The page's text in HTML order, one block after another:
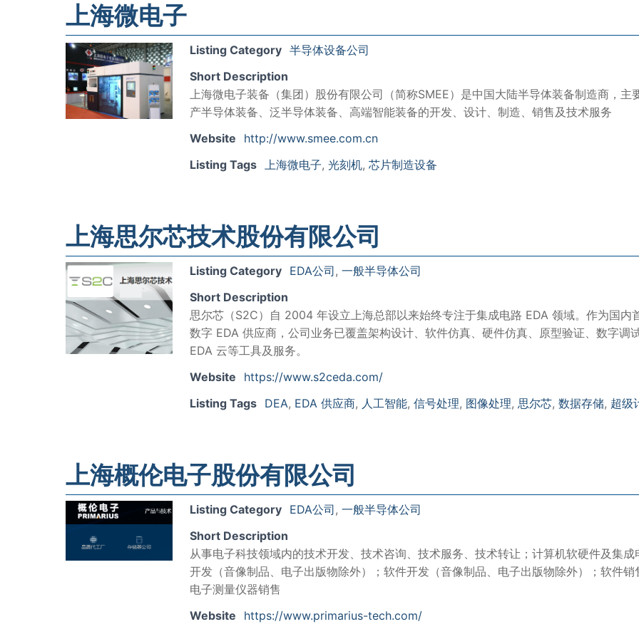
上海微电子
Listing Category 半导体设备公司
Short Description
上海微电子装备（集团）股份有限公司（简称SMEE）是中国大陆半导体装备制造商，主
产半导体装备、泛半导体装备、高端智能装备的开发、设计、制造、销售及技术服务
Website
http://www.smee.com.cn
Listing Tags 上海微电子, 光刻机, 芯片制造设备
上海思尔芯技术股份有限公司
Listing Category EDA公司, 一般半导体公司
Short Description
思尔芯（S2C）自 2004 年设立上海总部以来始终专注于集成电路 EDA 领域。作为国内
数字 EDA 供应商，公司业务已覆盖架构设计、软件仿真、硬件仿真、原型验证、数字调试
EDA 云等工具及服务。
Website
https://www.s2ceda.com/
Listing Tags DEA, EDA 供应商, 人工智能, 信号处理, 图像处理, 思尔芯, 数据存储, 超级
上海概伦电子股份有限公司
Listing Category EDA公司, 一般半导体公司
Short Description
从事电子科技领域内的技术开发、技术咨询、技术服务、技术转让；计算机软硬件及集成
开发（音像制品、电子出版物除外）；软件开发（音像制品、电子出版物除外）；软件销
电子测量仪器销售
Website
https://www.primarius-tech.com/